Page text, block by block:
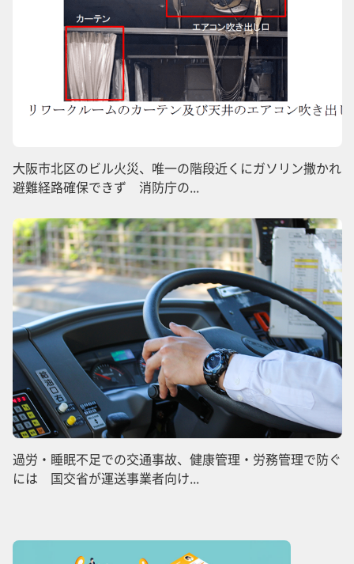
大阪市北区のビル火災、唯一の階段近くにガソリン撒かれ
避難経路確保できず 消防庁の...
過労・睡眠不足での交通事故、健康管理・労務管理で防ぐ
には 国交省が運送事業者向け...